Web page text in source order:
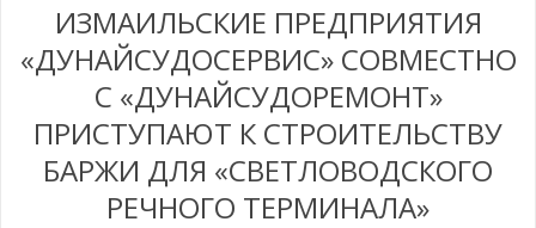
ИЗМАИЛЬСКИЕ ПРЕДПРИЯТИЯ
«ДУНАЙСУДОСЕРВИС» СОВМЕСТНО
С «ДУНАЙСУДОРЕМОНТ»
ПРИСТУПАЮТ К СТРОИТЕЛЬСТВУ
БАРЖИ ДЛЯ «СВЕТЛОВОДСКОГО
РЕЧНОГО ТЕРМИНАЛА»